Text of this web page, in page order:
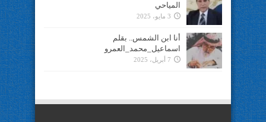
المياحي
3 مايو، 2025
أنا ابن الشمس.. بقلم
اسماعيل_محمد_العمرو
7 أبريل، 2025